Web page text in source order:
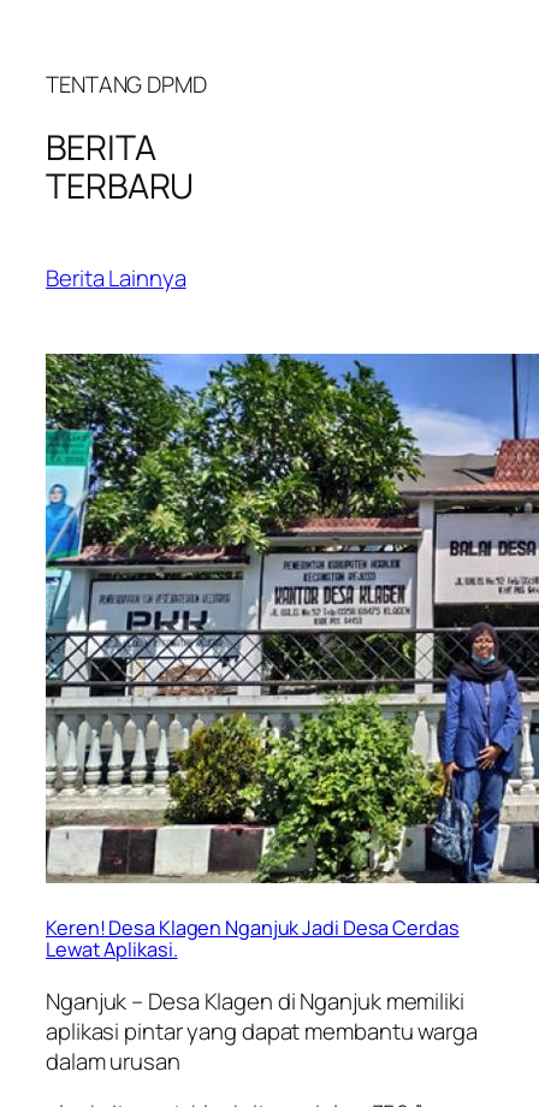
TENTANG DPMD
BERITA
TERBARU
Berita Lainnya
Keren! Desa Klagen Nganjuk Jadi Desa Cerdas
Lewat Aplikasi.
Nganjuk – Desa Klagen di Nganjuk memiliki
aplikasi pintar yang dapat membantu warga
dalam urusan